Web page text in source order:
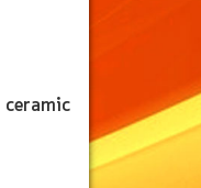
ceramic